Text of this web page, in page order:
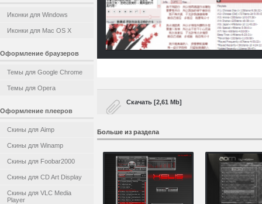
Иконки для Windows
Иконки для Mac OS X
Оформление браузеров
Темы для Google Chrome
Темы для Opera
Оформление плееров
Скины для Aimp
Скины для Winamp
Скины для Foobar2000
Скины для CD Art Display
Скины для VLC Media
Player
Скачать [2,61 Mb]
Больше из раздела